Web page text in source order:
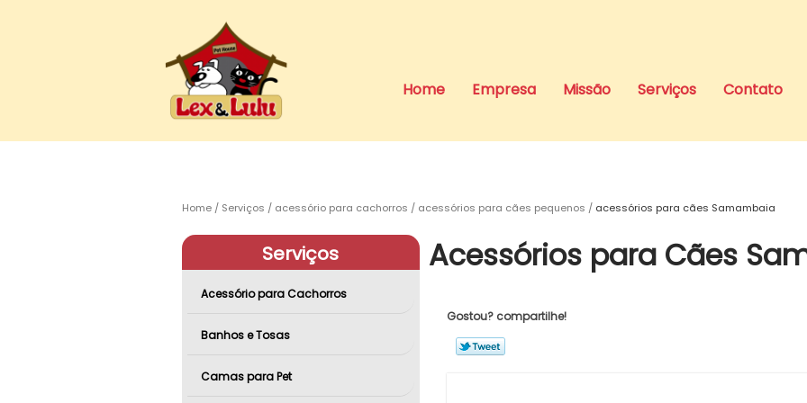
Home Empresa Missão Serviços Contato
Home Serviços acessório para cachorros acessórios para cães pequenos acessórios para cães Samambaia
Serviços
Acessório para Cachorros
Banhos e Tosas
Camas para Pet
Acessórios para Cães
Gostou? compartilhe!